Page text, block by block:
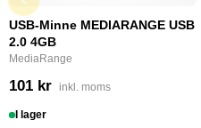
USB-Minne MEDIARANGE USB
2.0 4GB
MediaRange
101 kr inkl. moms
I lager